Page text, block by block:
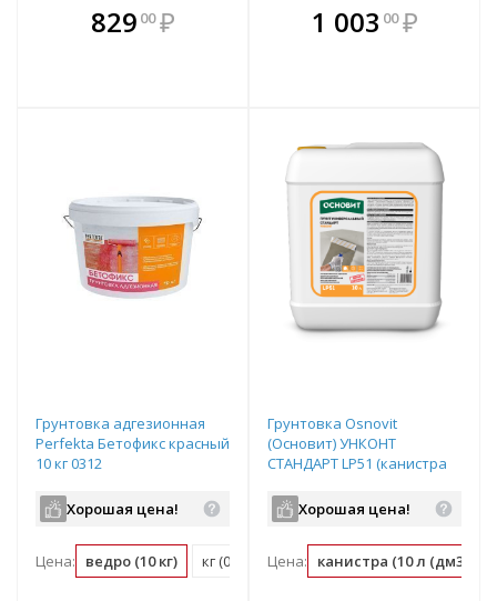
829 00 ₽
В комплекте
всегда выгоднее!
В комплекте
всегда выгоднее!
1 003 00 ₽
Грунтовка адгезионная
Perfekta Бетофикс красный
10 кг 0312
Хорошая цена!
Цена: ведро (10 кг) кг (0.1 ведро)
Грунтовка Osnovit
(Основит) УНКОНТ
СТАНДАРТ LP51 (канистра
Хорошая цена!
Цена: канистра (10 л (дм3))